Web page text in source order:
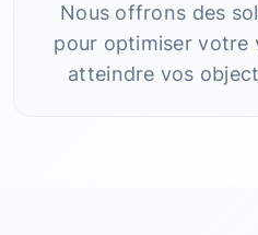
Nous offrons des
pour optimiser votre
atteindre vos